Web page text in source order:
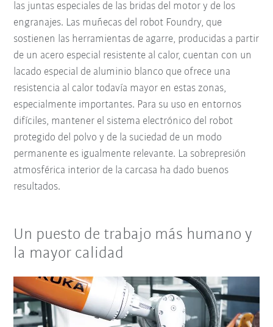
las juntas especiales de las bridas del motor y de los
engranajes. Las muñecas del robot Foundry, que
sostienen las herramientas de agarre, producidas a partir
de un acero especial resistente al calor, cuentan con un
lacado especial de aluminio blanco que ofrece una
resistencia al calor todavía mayor en estas zonas,
especialmente importantes. Para su uso en entornos
difíciles, mantener el sistema electrónico del robot
protegido del polvo y de la suciedad de un modo
permanente es igualmente relevante. La sobrepresión
atmosférica interior de la carcasa ha dado buenos
resultados.
Un puesto de trabajo más humano y
la mayor calidad